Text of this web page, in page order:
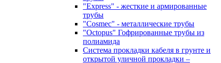
"Express" - жесткие и армированные
трубы
"Cosmec" - металлические трубы
"Octopus" Гофрированные трубы из
полиамида
Система прокладки кабеля в грунте и
открытой уличной прокладки –